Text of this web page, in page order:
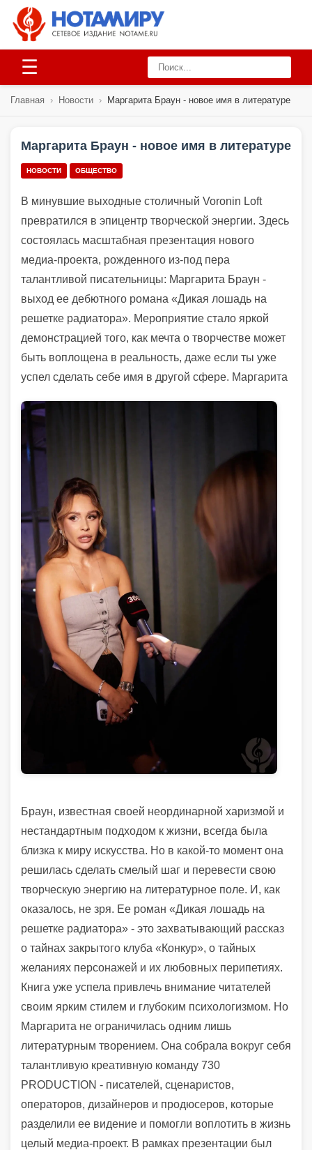
☰
Главная › Новости › Маргарита Браун - новое имя в литературе
Маргарита Браун - новое имя в литературе
НОВОСТИ ОБЩЕСТВО
В минувшие выходные столичный Voronin Loft
превратился в эпицентр творческой энергии. Здесь
состоялась масштабная презентация нового
медиа-проекта, рожденного из-под пера
талантливой писательницы: Маргарита Браун -
выход ее дебютного романа «Дикая лошадь на
решетке радиатора». Мероприятие стало яркой
демонстрацией того, как мечта о творчестве может
быть воплощена в реальность, даже если ты уже
успел сделать себе имя в другой сфере. Маргарита
Браун, известная своей неординарной харизмой и
нестандартным подходом к жизни, всегда была
близка к миру искусства. Но в какой-то момент она
решилась сделать смелый шаг и перевести свою
творческую энергию на литературное поле. И, как
оказалось, не зря. Ее роман «Дикая лошадь на
решетке радиатора» - это захватывающий рассказ
о тайнах закрытого клуба «Конкур», о тайных
желаниях персонажей и их любовных перипетиях.
Книга уже успела привлечь внимание читателей
своим ярким стилем и глубоким психологизмом. Но
Маргарита не ограничилась одним лишь
литературным творением. Она собрала вокруг себя
талантливую креативную команду 730
PRODUCTION - писателей, сценаристов,
операторов, дизайнеров и продюсеров, которые
разделили ее видение и помогли воплотить в жизнь
целый медиа-проект. В рамках презентации был